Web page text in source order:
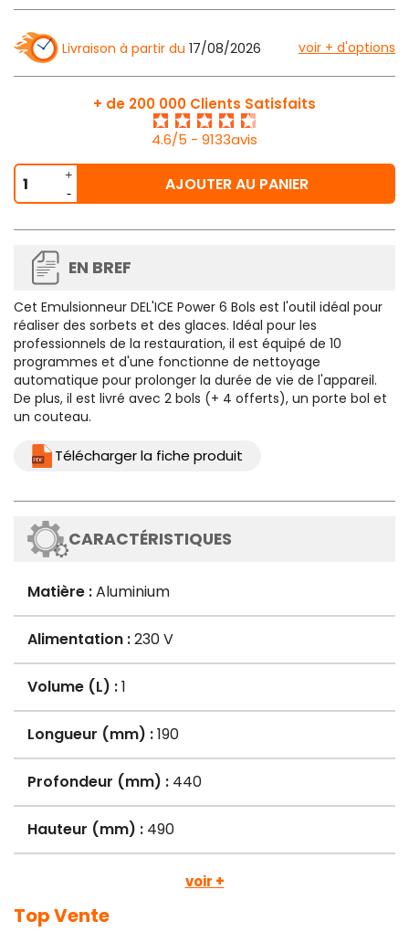
Livraison à partir du 17/08/2026 voir + d'options
+ de 200 000 Clients Satisfaits
4.6/5 - 9133avis
AJOUTER AU PANIER
EN BREF
Cet Emulsionneur DEL'ICE Power 6 Bols est l'outil idéal pour
réaliser des sorbets et des glaces. Idéal pour les
professionnels de la restauration, il est équipé de 10
programmes et d'une fonctionne de nettoyage
automatique pour prolonger la durée de vie de l'appareil.
De plus, il est livré avec 2 bols (+ 4 offerts), un porte bol et
un couteau.
Télécharger la fiche produit
CARACTÉRISTIQUES
Matière :Aluminium
Alimentation :230 V
Volume (L) :1
Longueur (mm) :190
Profondeur (mm) : 440
Hauteur (mm) : 490
voir +
Top Vente